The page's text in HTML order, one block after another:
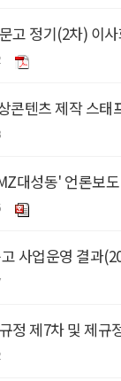
고 정기(2차) 이
콘텐츠 제작 스태
대성동' 언론보
사업운영 결과
정 제7차 및 제규